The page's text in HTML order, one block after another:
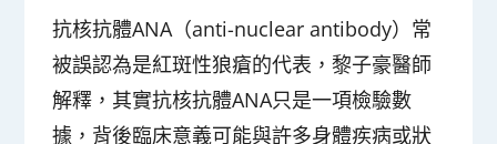
抗核抗體ANA（anti-nuclear antibody）常
被誤認為是紅斑性狼瘡的代表，黎子豪醫師
解釋，其實抗核抗體ANA只是一項檢驗數
據，背後臨床意義可能與許多身體疾病或狀